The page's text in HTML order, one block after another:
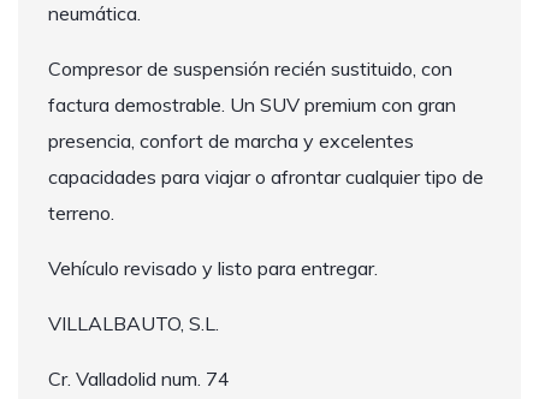
neumática.
Compresor de suspensión recién sustituido, con
factura demostrable. Un SUV premium con gran
presencia, confort de marcha y excelentes
capacidades para viajar o afrontar cualquier tipo de
terreno.
Vehículo revisado y listo para entregar.
VILLALBAUTO, S.L.
Cr. Valladolid num. 74